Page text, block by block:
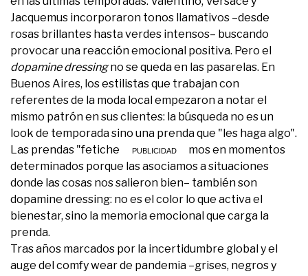
Jacquemus incorporaron tonos llamativos –desde
rosas brillantes hasta verdes intensos– buscando
provocar una reacción emocional positiva. Pero el
dopamine dressingno se queda en las pasarelas. En
Buenos Aires, los estilistas que trabajan con
referentes de la moda local empezaron a notar el
mismo patrón en sus clientes: la búsqueda no es un
look de temporada sino una prenda que "les haga algo".
Las prendas "fetiche" –las que usamos en momentos
determinados porque las asociamos a situaciones
donde las cosas nos salieron bien– también son
dopamine dressing: no es el color lo que activa el
bienestar, sino la memoria emocional que carga la
prenda.
Tras años marcados por la incertidumbre global y el
auge del comfy wear de pandemia –grises, negros y